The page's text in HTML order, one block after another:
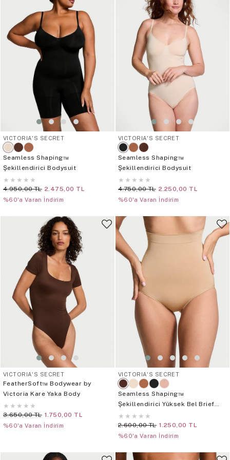
VICTORIA'S SECRET
Seamless Shaping™
Şekillendirici Bodysuit
★ ★ ★ ★ ★
4.950,00 TL 2.475,00 TL
%60'a Varan İndirim
VICTORIA'S SECRET
Seamless Shaping™
Şekillendirici Bodysuit
★ ★ ★ ★ ★
4.750,00 TL 2.250,00 TL
%60'a Varan İndirim
VICTORIA'S SECRET
FeatherSoft™ Bodywear by
Victoria Kare Yaka Body
★ ★ ★ ★ ★
3.650,00 TL 1.750,00 TL
%60'a Varan İndirim
VICTORIA'S SECRET
Seamless Shaping™
Şekillendirici Yüksek Bel Brief
Külot
★ ★ ★ ★ ★
2.600,00 TL 1.250,00 TL
%60'a Varan İndirim